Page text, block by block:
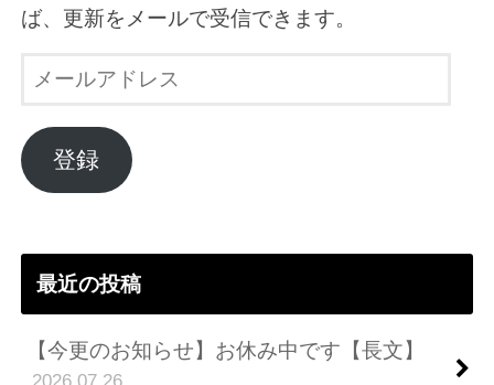
ば、更新をメールで受信できます。
ル
ア
ド
登録
最近の投稿
【今更のお知らせ】お休み中です【長文】
2026.07.26